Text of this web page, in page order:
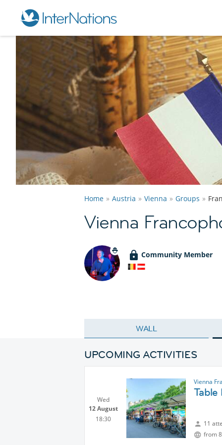
Home Austria Vienna Groups
Vienna
Community Member
WALL
UPCOMING ACTIVITIES
Wed
12 August
18:30
Vienna
Table
11
from